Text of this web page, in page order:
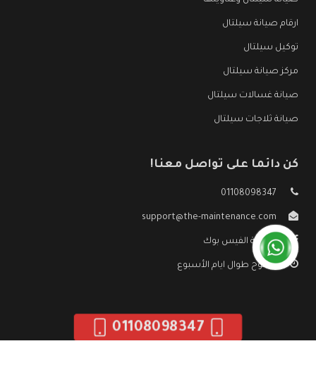
ارقام صيانة سيلتال
توكيل سيلتال
مركز صيانة سيلتال
صيانة غسالات سيلتال
صيانة ثلاجات سيلتال
كن دائما على تواصل معنا!
01108098347
support@the-maintenance.com
صفحة الفيس بوك
مفتوح طوال ايام الأسبوع
01108098347